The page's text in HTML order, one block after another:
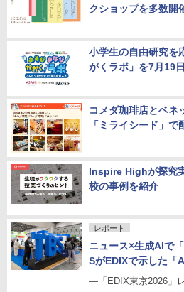
クショップを多数開
小学生の自由研究を
がくラボ」を7月19
コメダ珈琲店とベネ
「ミライシード」で
Inspire Highが探究
校の事例を紹介
レポート
ニュース×生成AIで
SがEDIXで示した「
―「EDIX東京2026」